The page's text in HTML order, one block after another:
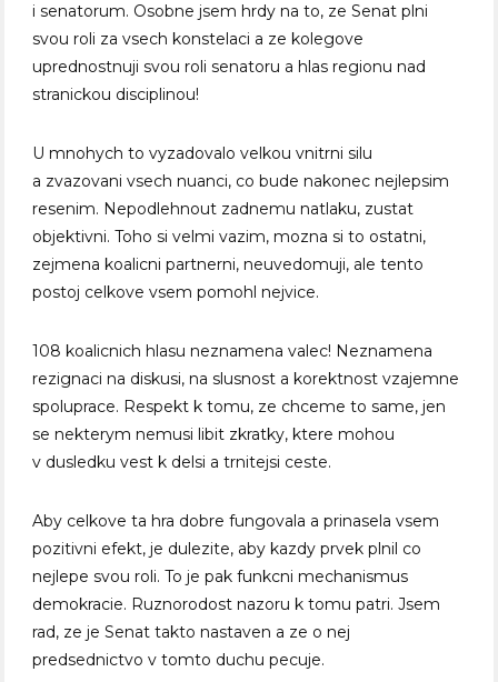
i senatorum. Osobne jsem hrdy na to, ze Senat plni
svou roli za vsech konstelaci a ze kolegove
uprednostnuji svou roli senatoru a hlas regionu nad
stranickou disciplinou!
U mnohych to vyzadovalo velkou vnitrni silu
a zvazovani vsech nuanci, co bude nakonec nejlepsim
resenim. Nepodlehnout zadnemu natlaku, zustat
objektivni. Toho si velmi vazim, mozna si to ostatni,
zejmena koalicni partnerni, neuvedomuji, ale tento
postoj celkove vsem pomohl nejvice.
108 koalicnich hlasu neznamena valec! Neznamena
rezignaci na diskusi, na slusnost a korektnost vzajemne
spoluprace. Respekt k tomu, ze chceme to same, jen
se nekterym nemusi libit zkratky, ktere mohou
v dusledku vest k delsi a trnitejsi ceste.
Aby celkove ta hra dobre fungovala a prinasela vsem
pozitivni efekt, je dulezite, aby kazdy prvek plnil co
nejlepe svou roli. To je pak funkcni mechanismus
demokracie. Ruznorodost nazoru k tomu patri. Jsem
rad, ze je Senat takto nastaven a ze o nej
predsednictvo v tomto duchu pecuje.